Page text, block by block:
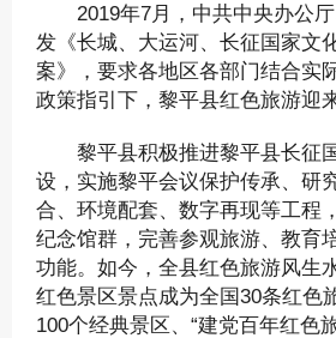
2019年7月，中共中央办公厅
发《长城、大运河、长征国家文
案》，要求各地区各部门结合实
政策指引下，黎平县红色旅游迎
黎平县积极推进黎平县长征
设，实施黎平会议保护传承、研
合、环境配套、数字再现等工程
纪念馆群，完善参观旅游、教育
功能。如今，全县红色旅游风生
红色景区景点成为全国30条红色
100个经典景区、“建党百年红色